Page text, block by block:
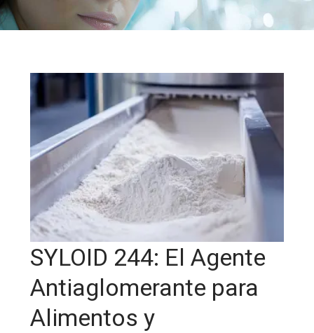
SYLOID 244: El Agente
Antiaglomerante para
Alimentos y